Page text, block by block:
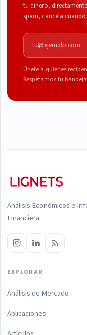
tu dinero,
spam, cancela cuando
Correo electrónico
Únete a quienes
Respetamos tu
Análisis Económicos e
Financiera
EXPLORAR
Análisis de Mercado
Aplicaciones